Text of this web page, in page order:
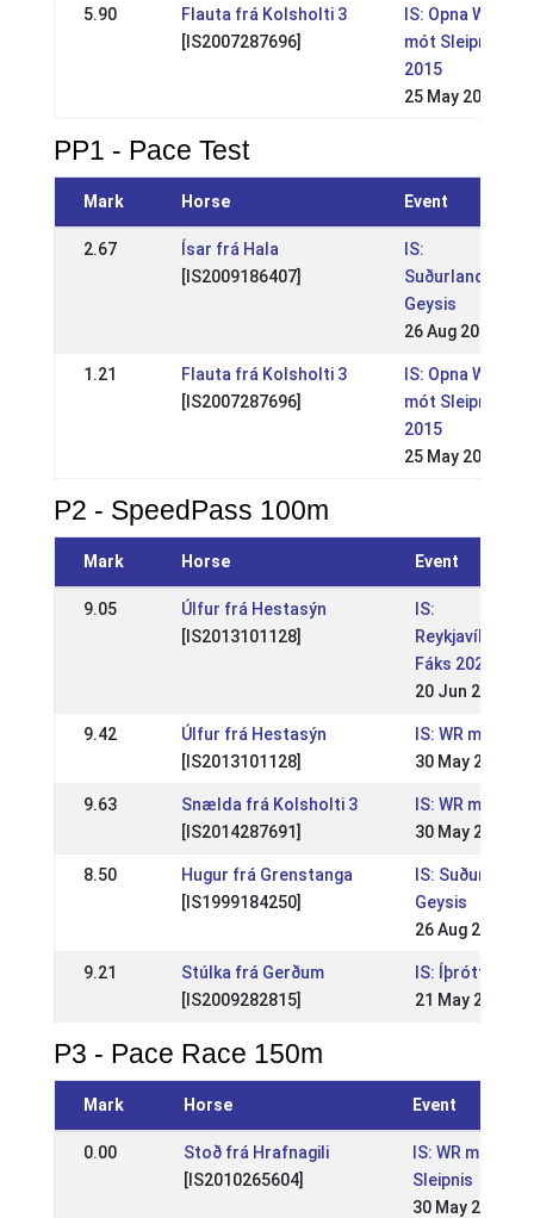
5.90
Flauta frá Kolsholti 3
[IS2007287696]
IS: Opna WR
mót Sleipnis
2015
25 May 2015
PP1 - Pace Test
Mark Horse Event
2.67
Ísar frá Hala
[IS2009186407]
IS:
Suðurlandsmót
Geysis
26 Aug 2018
1.21
Flauta frá Kolsholti 3
[IS2007287696]
IS: Opna WR
mót Sleipnis
2015
25 May 2015
P2 - SpeedPass 100m
Mark Horse Event
9.05
Úlfur frá Hestasýn
[IS2013101128]
IS:
Fáks 2021
20 Jun 2021
9.42
Úlfur frá Hestasýn
[IS2013101128]
IS: WR mót
30 May 2021
9.63
Snælda frá Kolsholti 3
[IS2014287691]
IS: WR mót
30 May 2021
8.50
Hugur frá Grenstanga
[IS1999184250]
IS:
Geysis
26 Aug 2018
9.21
Stúlka frá Gerðum
[IS2009282815]
IS: Íþróttamót
21 May 2017
P3 - Pace Race 150m
Mark Horse Event
0.00
Stoð frá Hrafnagili
[IS2010265604]
IS: WR mót
Sleipnis
30 May 2021